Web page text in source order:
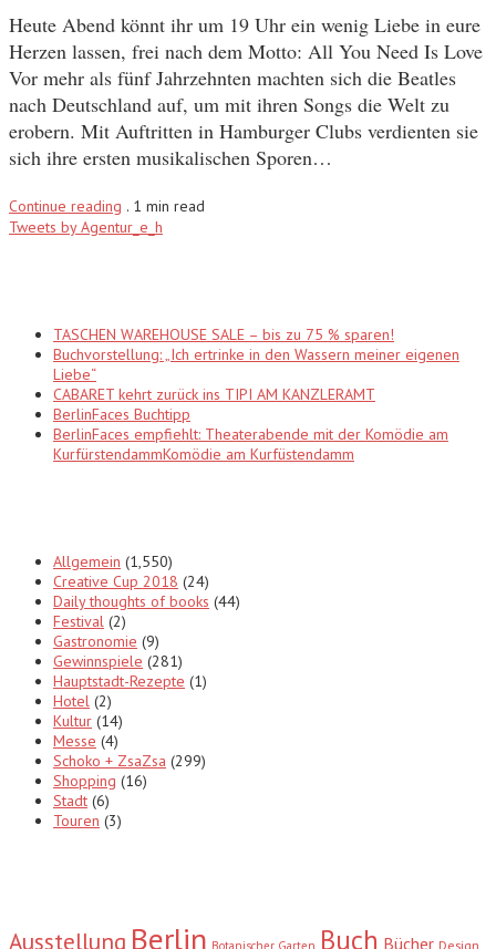
Heute Abend könnt ihr um 19 Uhr ein wenig Liebe in eure
Herzen lassen, frei nach dem Motto: All You Need Is Love
Vor mehr als fünf Jahrzehnten machten sich die Beatles
nach Deutschland auf, um mit ihren Songs die Welt zu
erobern. Mit Auftritten in Hamburger Clubs verdienten sie
sich ihre ersten musikalischen Sporen…
Continue reading . 1 min read
Tweets by Agentur_e_h
TASCHEN WAREHOUSE SALE – bis zu 75 % sparen!
Buchvorstellung: „Ich ertrinke in den Wassern meiner eigenen
Liebe“
CABARET kehrt zurück ins TIPI AM KANZLERAMT
BerlinFaces Buchtipp
BerlinFaces empfiehlt: Theaterabende mit der Komödie am
KurfürstendammKomödie am Kurfüstendamm
Allgemein (1,550)
Creative Cup 2018 (24)
Daily thoughts of books (44)
Festival (2)
Gastronomie (9)
Gewinnspiele (281)
Hauptstadt-Rezepte (1)
Hotel (2)
Kultur (14)
Messe (4)
Schoko + ZsaZsa (299)
Shopping (16)
Stadt (6)
Touren (3)
Ausstellung Berlin Botanischer Garten Buch Bücher Design